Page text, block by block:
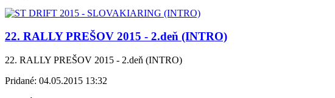
22. RALLY PREŠOV 2015 - 2.deň (INTRO)
22. RALLY PREŠOV 2015 - 2.deň (INTRO)
Pridané: 04.05.2015 13:32